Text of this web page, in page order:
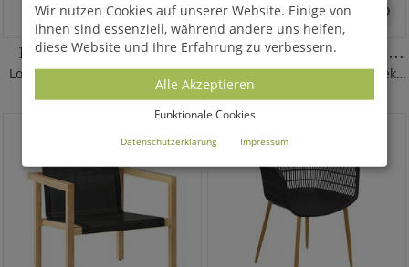
LOUNGESTUHL BREG
Loungestuhl in Anthrazit/Weiß
770,00 €*
ARIZONA SONNENSCHIRM
Moderner Marktschirm - Borek - quadratisch
ab1.655,00 €*
Wir nutzen Cookies auf unserer Website. Einige von
ihnen sind essenziell, während andere uns helfen,
diese Website und Ihre Erfahrung zu verbessern.
Alle Akzeptieren
Funktionale Cookies
Datenschutzerklärung Impressum